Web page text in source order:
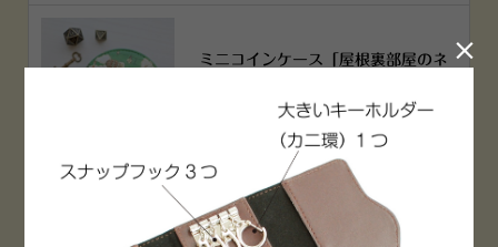
ミニコインケース「屋根裏部屋のネ
横浜赤レンガ倉庫店 12月6日 O
